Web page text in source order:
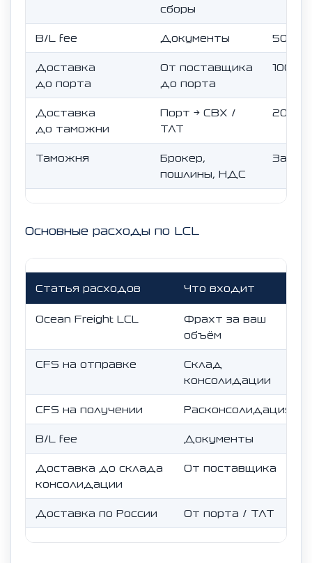
сборы
B/L fee Документы
Доставка
до порта
От поставщика
до порта
Доставка
до таможни
Порт → СВХ /
ТЛТ
Таможня
Брокер,
пошлины, НДС
Основные расходы по LCL
Статья расходов Что входит
Ocean Freight LCL
Фрахт за ваш
объём
CFS на отправке
Склад
консолидации
CFS на получении Расконсолидация
B/L fee Документы
Доставка до склада
консолидации
От поставщика
Доставка по России От порта / ТЛТ